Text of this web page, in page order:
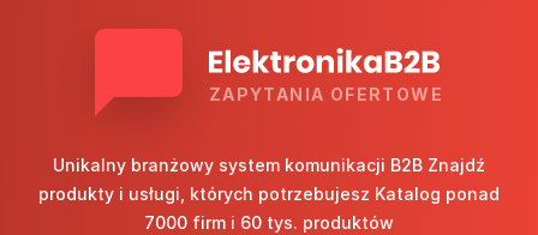
ZAPYTANIA OFERTOWE
Unikalny branżowy system komunikacji B2B Znajdź
produkty i usługi, których potrzebujesz Katalog ponad
7000 firm i 60 tys. produktów